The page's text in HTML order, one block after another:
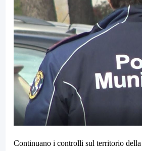
Continuano i controlli sul territorio